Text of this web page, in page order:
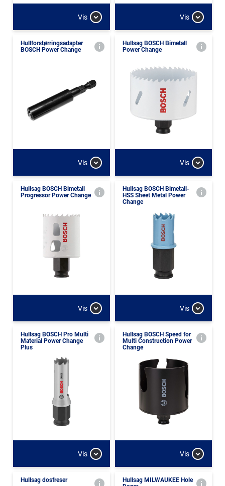
Vis Vis
Hullforstørringsadapter
BOSCH Power Change
Vis
Hullsag BOSCH Bimetall
Power Change
Vis
Hullsag BOSCH Bimetall
Progressor Power Change
Vis
Hullsag BOSCH Bimetall-
HSS Sheet Metal Power
Change
Vis
Hullsag BOSCH Pro Multi
Material Power Change
Plus
Vis
Hullsag BOSCH Speed for
Multi Construction Power
Change
Vis
Hullsag dosfreser
Hullsag MILWAUKEE Hole